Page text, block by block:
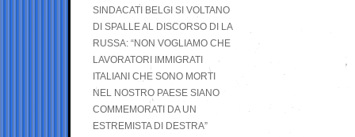
SINDACATI BELGI SI VOLTANO
DI SPALLE AL DISCORSO DI LA
RUSSA: “NON VOGLIAMO CHE
LAVORATORI IMMIGRATI
ITALIANI CHE SONO MORTI
NEL NOSTRO PAESE SIANO
COMMEMORATI DA UN
ESTREMISTA DI DESTRA”